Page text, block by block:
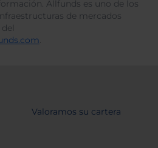
Allfunds es uno de los
de mercados
.
Valoramos su cartera